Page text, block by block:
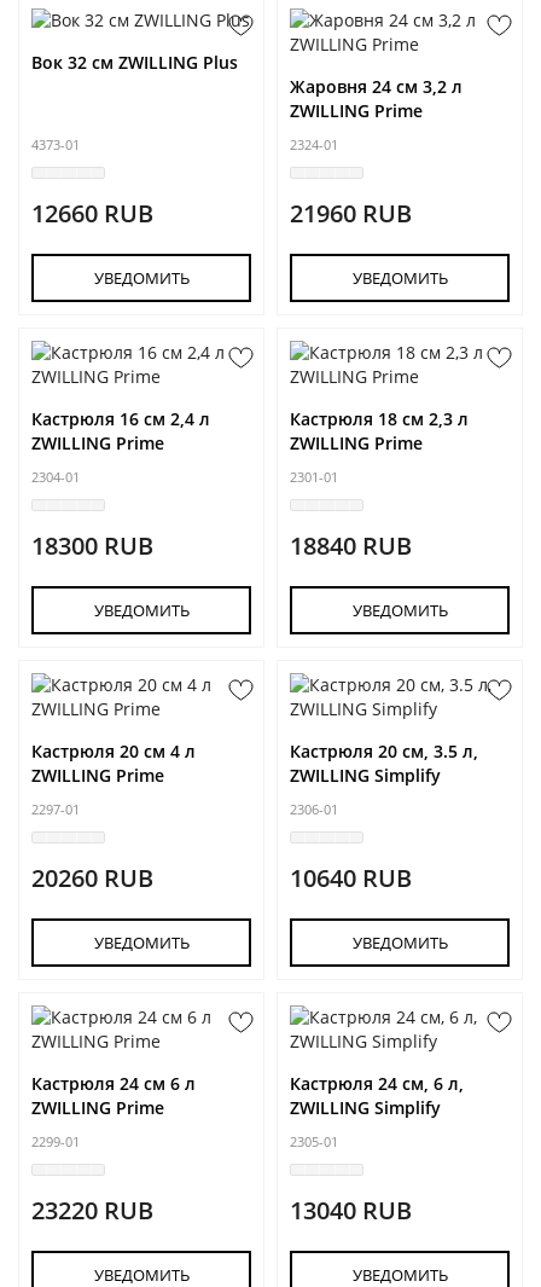
Вок 32 см ZWILLING Plus
4373-01
12660 RUB
УВЕДОМИТЬ
Жаровня 24 см 3,2 л
ZWILLING Prime
2324-01
21960 RUB
УВЕДОМИТЬ
Кастрюля 16 см 2,4 л
ZWILLING Prime
2304-01
18300 RUB
УВЕДОМИТЬ
Кастрюля 18 см 2,3 л
ZWILLING Prime
2301-01
18840 RUB
УВЕДОМИТЬ
Кастрюля 20 см 4 л
ZWILLING Prime
2297-01
20260 RUB
УВЕДОМИТЬ
Кастрюля 20 см, 3.5 л,
ZWILLING Simplify
2306-01
10640 RUB
УВЕДОМИТЬ
Кастрюля 24 см 6 л
ZWILLING Prime
2299-01
23220 RUB
УВЕДОМИТЬ
Кастрюля 24 см, 6 л,
ZWILLING Simplify
2305-01
13040 RUB
УВЕДОМИТЬ